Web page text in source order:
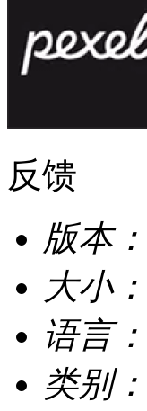
反馈
版本：
大小：
语言：
类别：